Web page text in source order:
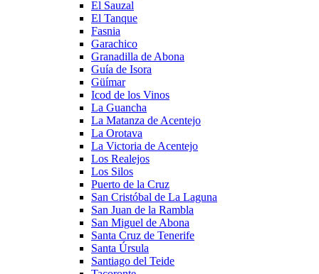
El Sauzal
El Tanque
Fasnia
Garachico
Granadilla de Abona
Guía de Isora
Güímar
Icod de los Vinos
La Guancha
La Matanza de Acentejo
La Orotava
La Victoria de Acentejo
Los Realejos
Los Silos
Puerto de la Cruz
San Cristóbal de La Laguna
San Juan de la Rambla
San Miguel de Abona
Santa Cruz de Tenerife
Santa Úrsula
Santiago del Teide